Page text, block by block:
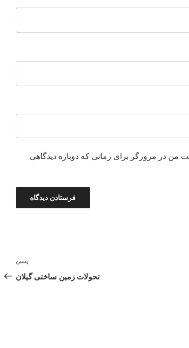
من در مرورگر برای زمانی که دوباره دیدگاهی
نوشته‌ٔ
بعدی
پسین
تحولات زمین ساختی گیلان